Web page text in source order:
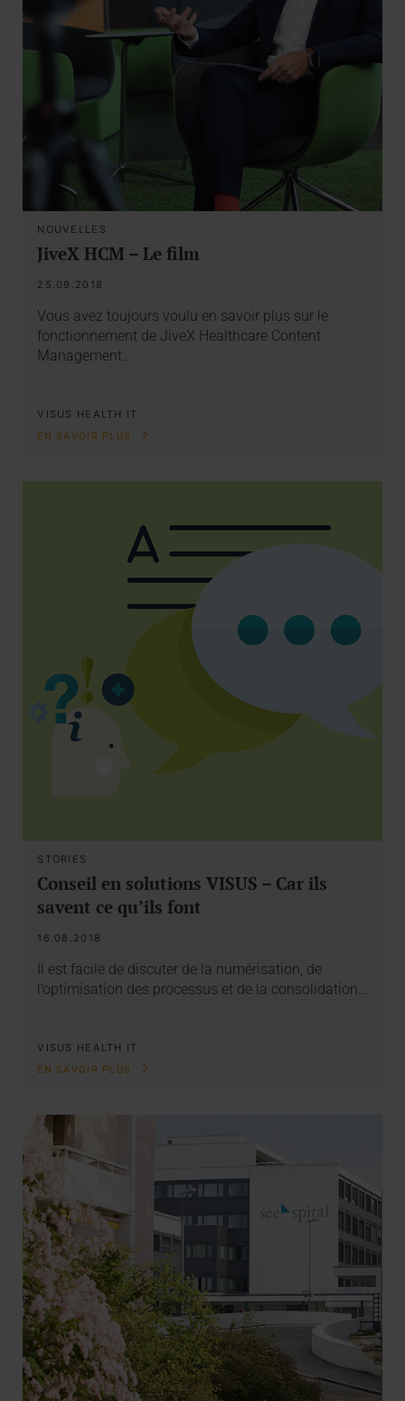
NOUVELLES
JiveX HCM – Le film
25.09.2018
Vous avez toujours voulu en savoir plus sur le
fonctionnement de JiveX Healthcare Content
Management…
VISUS HEALTH IT
EN SAVOIR PLUS
STORIES
Conseil en solutions VISUS – Car ils
savent ce qu’ils font
16.08.2018
Il est facile de discuter de la numérisation, de
l’optimisation des processus et de la consolidation…
VISUS HEALTH IT
EN SAVOIR PLUS